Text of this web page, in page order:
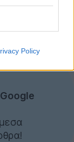
Policy
ώρα κρατάμε